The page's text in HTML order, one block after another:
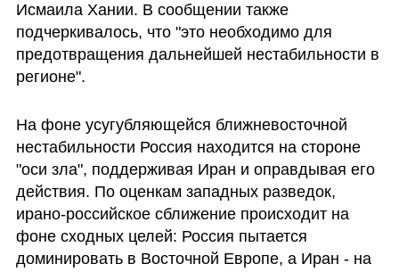
Исмаила Хании. В сообщении также
подчеркивалось, что "это необходимо для
предотвращения дальнейшей нестабильности в
регионе".
На фоне усугубляющейся ближневосточной
нестабильности Россия находится на стороне
"оси зла", поддерживая Иран и оправдывая его
действия. По оценкам западных разведок,
ирано-российское сближение происходит на
фоне сходных целей: Россия пытается
доминировать в Восточной Европе, а Иран - на